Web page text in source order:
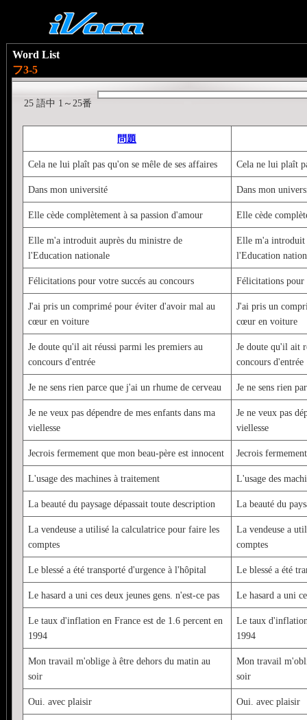
Word List
フ3-5
25 語中 1～25番
問題
Cela ne lui plaît pas qu'on se mêle de ses affaires Cela ne lui plaît
Dans mon université Dans mon
Elle cède complètement à sa passion d'amour Elle cède
Elle m'a introduit auprès du ministre de
l'Education nationale
Elle m'a introduit
l'Education
Félicitations pour votre succés au concours Félicitations pour
J'ai pris un comprimé pour éviter d'avoir mal au
cœur en voiture
J'ai pris un
cœur en voiture
Je doute qu'il ait réussi parmi les premiers au
concours d'entrée
Je doute qu'il ait
concours d'entrée
Je ne sens rien parce que j'ai un rhume de cerveau Je ne sens rien
Je ne veux pas dépendre de mes enfants dans ma
viellesse
Je ne veux pas
viellesse
Jecrois fermement que mon beau-père est innocent Jecrois
L'usage des machines à traitement L'usage des
La beauté du paysage dépassait toute description La beauté du
La vendeuse a utilisé la calculatrice pour faire les
comptes
La vendeuse a
comptes
Le blessé a été transporté d'urgence à l'hôpital Le blessé a été
Le hasard a uni ces deux jeunes gens. n'est-ce pas Le hasard a uni
Le taux d'inflation en France est de 1.6 percent en
1994
Le taux
1994
Mon travail m'oblige à être dehors du matin au
soir
Mon travail
soir
Oui. avec plaisir Oui. avec plaisir